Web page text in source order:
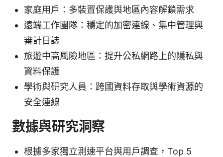
家庭用戶：多裝置保護與地區內容解鎖需求
遠端工作團隊：穩定的加密連線、集中管理與
審計日誌
旅遊中高風險地區：提升公私網路上的隱私與
資料保護
學術與研究人員：跨國資料存取與學術資源的
安全連線
數據與研究洞察
根據多家獨立測速平台與用戶調查，Top 5